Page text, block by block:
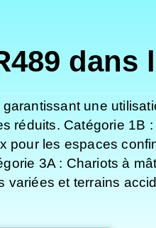
dans
une
réduits. Catégorie 1B
pour les espaces
3A : Chariots à
variées et terrains